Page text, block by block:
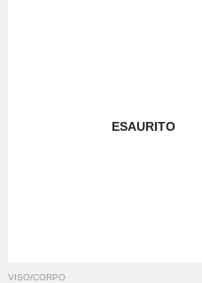
ESAURITO
VISO/CORPO